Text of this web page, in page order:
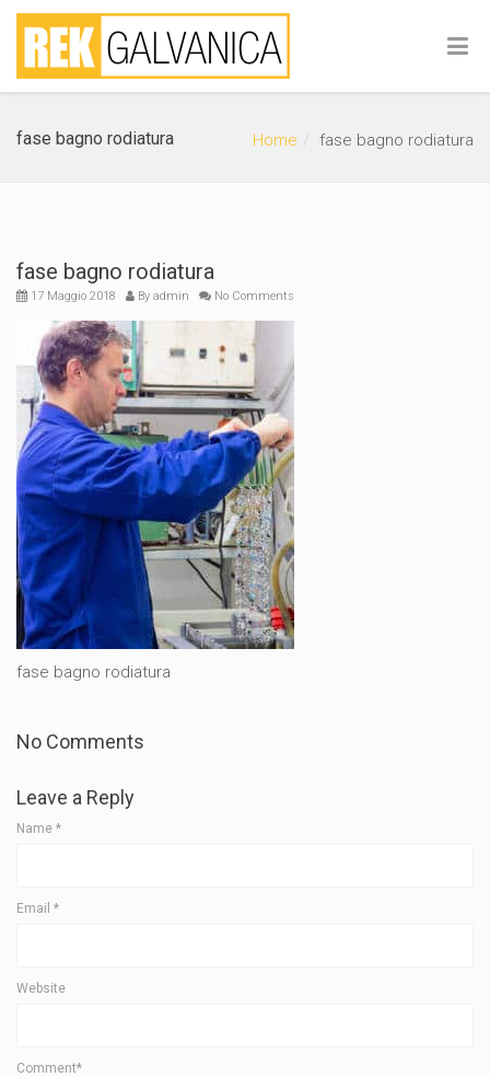
fase bagno rodiatura Home fase bagno rodiatura
fase bagno rodiatura
17 Maggio 2018 By admin No Comments
fase bagno rodiatura
No Comments
Leave a Reply
Name *
Email *
Website
Comment*